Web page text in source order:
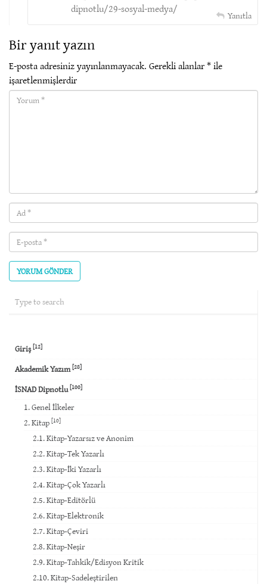
dipnotlu/29-sosyal-medya/
Yanıtla
Bir yanıt yazın
E-posta adresiniz yayınlanmayacak. Gerekli alanlar*ile
işaretlenmişlerdir
Yorum(required)
Ad
(required)
E-
posta
(required)
Giriş[12]
Akademik Yazım[28]
İSNAD Dipnotlu[100]
1. Genel İlkeler
2. Kitap [10]
2.1. Kitap-Yazarsız ve Anonim
2.2. Kitap-Tek Yazarlı
2.3. Kitap-İki Yazarlı
2.4. Kitap-Çok Yazarlı
2.5. Kitap-Editörlü
2.6. Kitap-Elektronik
2.7. Kitap-Çeviri
2.8. Kitap-Neşir
2.9. Kitap-Tahkik/Edisyon Kritik
2.10. Kitap-Sadeleştirilen